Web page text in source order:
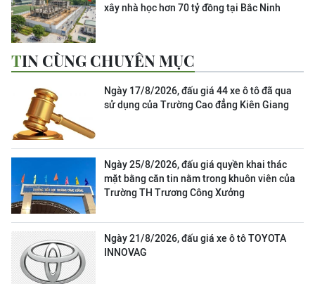
xây nhà học hơn 70 tỷ đồng tại Bắc Ninh
TIN CÙNG CHUYÊN MỤC
Ngày 17/8/2026, đấu giá 44 xe ô tô đã qua
sử dụng của Trường Cao đẳng Kiên Giang
Ngày 25/8/2026, đấu giá quyền khai thác
mặt bằng căn tin nằm trong khuôn viên của
Trường TH Trương Công Xưởng
Ngày 21/8/2026, đấu giá xe ô tô TOYOTA
INNOVAG